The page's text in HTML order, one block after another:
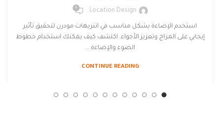
Location Design
0
استخدم الإضاءة بشكل مناسب في انتريهات مودرن لتحقيق تأثير
إيجابي على المزاج وتعزيز الأجواء. اكتشف كيف يمكنك استخدام خطوط
الضوء والإضاءة ...
CONTINUE READING